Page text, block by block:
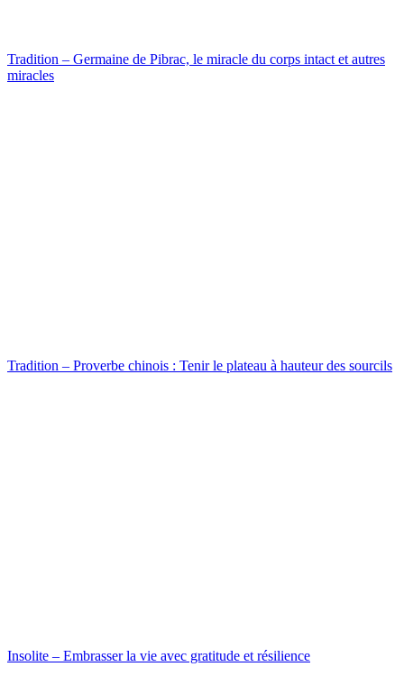
Tradition – Germaine de Pibrac, le miracle du corps intact et autres
miracles
Tradition – Proverbe chinois : Tenir le plateau à hauteur des sourcils
Insolite – Embrasser la vie avec gratitude et résilience